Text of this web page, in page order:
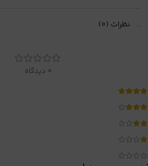
نظرات (0)
0 دیدگاه